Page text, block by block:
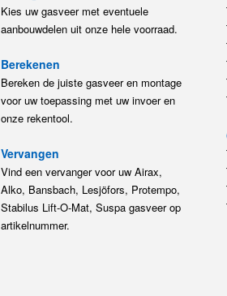
Kies uw gasveer met eventuele
aanbouwdelen uit onze hele voorraad.
Berekenen
Bereken de juiste gasveer en montage
voor uw toepassing met uw invoer en
onze rekentool.
Vervangen
Vind een vervanger voor uw Airax,
Alko, Bansbach, Lesjöfors, Protempo,
Stabilus Lift-O-Mat, Suspa gasveer op
artikelnummer.